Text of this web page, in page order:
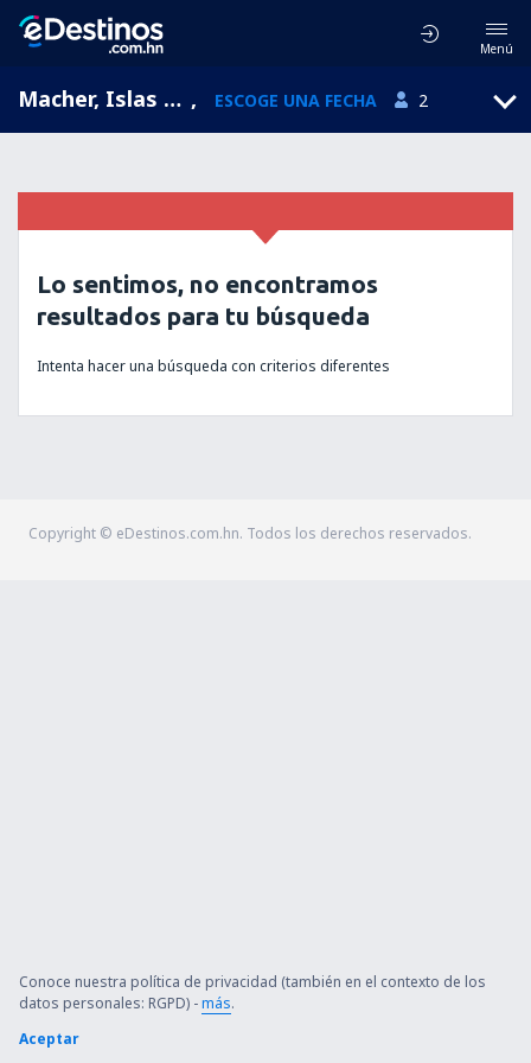
Menú
Macher, Islas Canarias, España , ESCOGE UNA FECHA 2
Lo sentimos, no encontramos
resultados para tu búsqueda
Intenta hacer una búsqueda con criterios diferentes
Copyright © eDestinos.com.hn. Todos los derechos reservados.
Conoce nuestra política de privacidad (también en el contexto de los
datos personales: RGPD) -más.
Aceptar